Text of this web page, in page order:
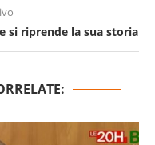
si riprende la sua storia